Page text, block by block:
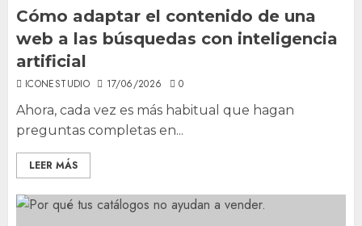
Cómo adaptar el contenido de una
web a las búsquedas con inteligencia
artificial
ICONESTUDIO 17/06/2026 0
Ahora, cada vez es más habitual que hagan
preguntas completas en...
LEER MÁS